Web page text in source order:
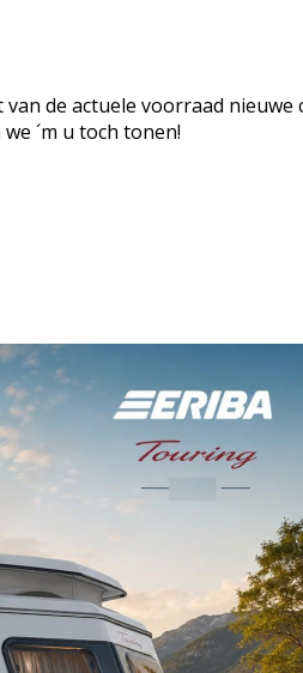
de actuele voorraad
´m u toch tonen!